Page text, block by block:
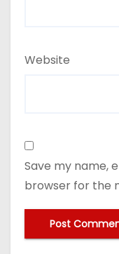
Website
Save my name,
browser for the